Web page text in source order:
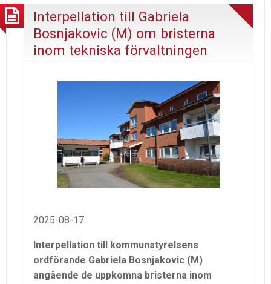
Interpellation till Gabriela
Bosnjakovic (M) om bristerna
inom tekniska förvaltningen
2025-08-17
Interpellation till kommunstyrelsens
ordförande Gabriela Bosnjakovic (M)
angående de uppkomna bristerna inom